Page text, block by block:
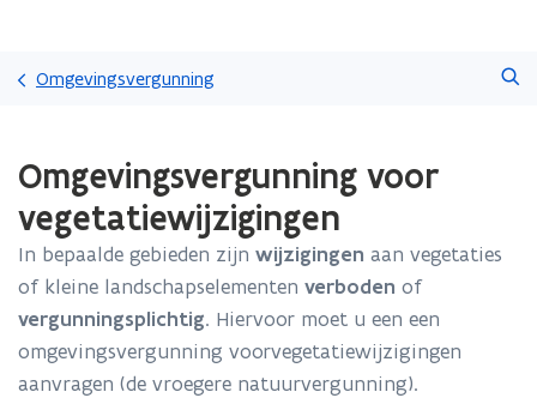
gaan
Omgevingsvergunning
met
laden.
bevindt
zich
op:
Omgevingsvergunning
voor
vegetatiewijzigingen
Omgevingsvergunning voor
vegetatiewijzigingen
In bepaalde gebieden zijn wijzigingen aan vegetaties
of kleine landschapselementen verboden of
vergunningsplichtig. Hiervoor moet u een een
omgevingsvergunning voorvegetatiewijzigingen
aanvragen (de vroegere natuurvergunning).